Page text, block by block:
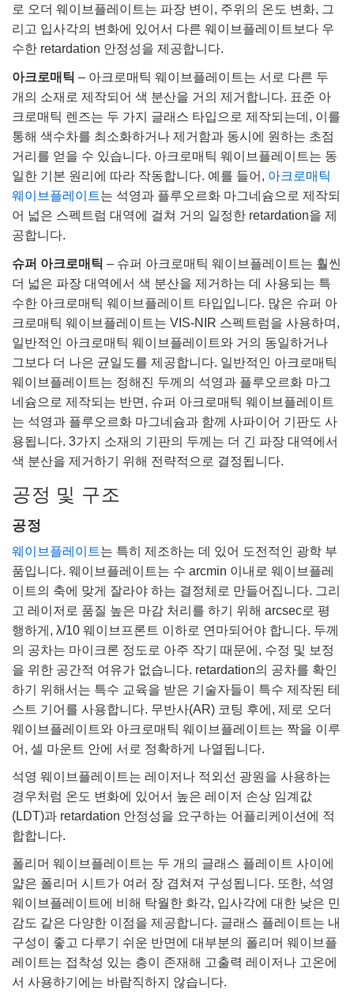
로 오더 웨이브플레이트는 파장 변이, 주위의 온도 변화, 그
리고 입사각의 변화에 있어서 다른 웨이브플레이트보다 우
수한 retardation 안정성을 제공합니다.
아크로매틱 – 아크로매틱 웨이브플레이트는 서로 다른 두
개의 소재로 제작되어 색 분산을 거의 제거합니다. 표준 아
크로매틱 렌즈는 두 가지 글래스 타입으로 제작되는데, 이를
통해 색수차를 최소화하거나 제거함과 동시에 원하는 초점
거리를 얻을 수 있습니다. 아크로매틱 웨이브플레이트는 동
일한 기본 원리에 따라 작동합니다. 예를 들어, 아크로매틱
웨이브플레이트는 석영과 플루오르화 마그네슘으로 제작되
어 넓은 스펙트럼 대역에 걸쳐 거의 일정한 retardation을 제
공합니다.
슈퍼 아크로매틱 – 슈퍼 아크로매틱 웨이브플레이트는 훨씬
더 넓은 파장 대역에서 색 분산을 제거하는 데 사용되는 특
수한 아크로매틱 웨이브플레이트 타입입니다. 많은 슈퍼 아
크로매틱 웨이브플레이트는 VIS-NIR 스펙트럼을 사용하며,
일반적인 아크로매틱 웨이브플레이트와 거의 동일하거나
그보다 더 나은 균일도를 제공합니다. 일반적인 아크로매틱
웨이브플레이트는 정해진 두께의 석영과 플루오르화 마그
네슘으로 제작되는 반면, 슈퍼 아크로매틱 웨이브플레이트
는 석영과 플루오르화 마그네슘과 함께 사파이어 기판도 사
용됩니다. 3가지 소재의 기판의 두께는 더 긴 파장 대역에서
색 분산을 제거하기 위해 전략적으로 결정됩니다.
공정 및 구조
공정
웨이브플레이트는 특히 제조하는 데 있어 도전적인 광학 부
품입니다. 웨이브플레이트는 수 arcmin 이내로 웨이브플레
이트의 축에 맞게 잘라야 하는 결정체로 만들어집니다. 그리
고 레이저로 품질 높은 마감 처리를 하기 위해 arcsec로 평
행하게, λ/10 웨이브프론트 이하로 연마되어야 합니다. 두께
의 공차는 마이크론 정도로 아주 작기 때문에, 수정 및 보정
을 위한 공간적 여유가 없습니다. retardation의 공차를 확인
하기 위해서는 특수 교육을 받은 기술자들이 특수 제작된 테
스트 기어를 사용합니다. 무반사(AR) 코팅 후에, 제로 오더
웨이브플레이트와 아크로매틱 웨이브플레이트는 짝을 이루
어, 셀 마운트 안에 서로 정확하게 나열됩니다.
석영 웨이브플레이트는 레이저나 적외선 광원을 사용하는
경우처럼 온도 변화에 있어서 높은 레이저 손상 임계값
(LDT)과 retardation 안정성을 요구하는 어플리케이션에 적
합합니다.
폴리머 웨이브플레이트는 두 개의 글래스 플레이트 사이에
얇은 폴리머 시트가 여러 장 겹쳐져 구성됩니다. 또한, 석영
웨이브플레이트에 비해 탁월한 화각, 입사각에 대한 낮은 민
감도 같은 다양한 이점을 제공합니다. 글래스 플레이트는 내
구성이 좋고 다루기 쉬운 반면에 대부분의 폴리머 웨이브플
레이트는 접착성 있는 층이 존재해 고출력 레이저나 고온에
서 사용하기에는 바람직하지 않습니다.